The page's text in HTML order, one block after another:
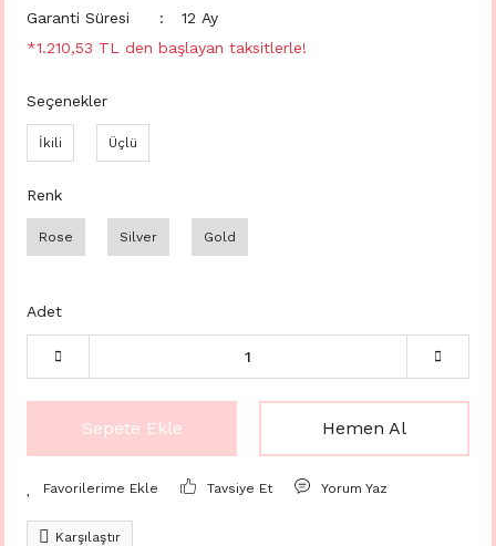
Garanti Süresi
12 Ay
*1.210,53 TL den başlayan taksitlerle!
Seçenekler
İkili Üçlü
Renk
Rose Silver Gold
Adet
Sepete Ekle Hemen Al
Tavsiye Et Yorum Yaz
Karşılaştır